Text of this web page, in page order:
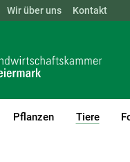
BGLD KTN NÖ
Wir über uns Kontakt
Pflanzen Tiere